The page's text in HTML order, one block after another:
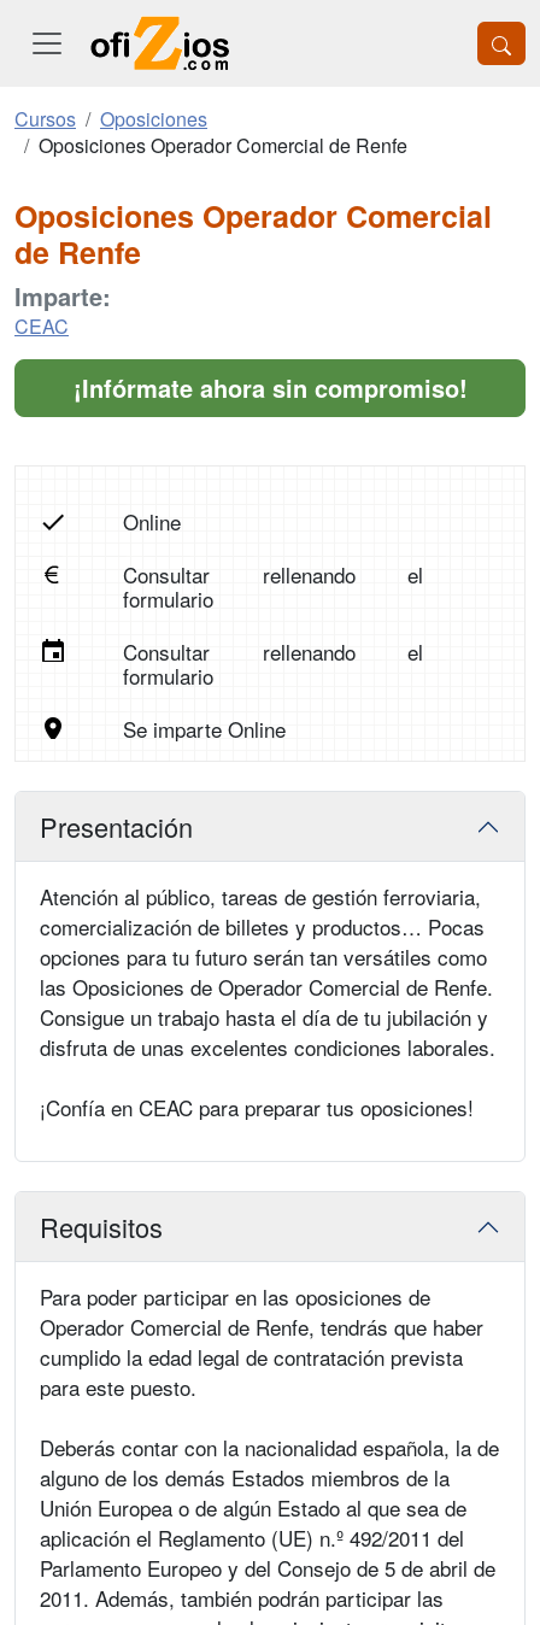
Cursos
Oposiciones
Oposiciones Operador Comercial de Renfe
Oposiciones Operador Comercial
de Renfe
Imparte:
CEAC
¡Infórmate ahora sin compromiso!
Online
Consultar rellenando el
formulario
Consultar rellenando el
formulario
Se imparte Online
Presentación
Atención al público, tareas de gestión ferroviaria,
comercialización de billetes y productos… Pocas
opciones para tu futuro serán tan versátiles como
las Oposiciones de Operador Comercial de Renfe.
Consigue un trabajo hasta el día de tu jubilación y
disfruta de unas excelentes condiciones laborales.
¡Confía en CEAC para preparar tus oposiciones!
Requisitos
Para poder participar en las oposiciones de
Operador Comercial de Renfe, tendrás que haber
cumplido la edad legal de contratación prevista
para este puesto.
Deberás contar con la nacionalidad española, la de
alguno de los demás Estados miembros de la
Unión Europea o de algún Estado al que sea de
aplicación el Reglamento (UE) n.º 492/2011 del
Parlamento Europeo y del Consejo de 5 de abril de
2011. Además, también podrán participar las